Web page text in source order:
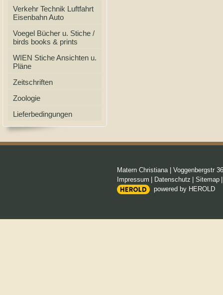
Verkehr Technik Luftfahrt
Eisenbahn Auto
Voegel Bücher u. Stiche /
birds books & prints
WIEN Stiche Ansichten u.
Pläne
Zeitschriften
Zoologie
Lieferbedingungen
Matern Christiana| Voggenbergstr 36
Impressum
Datenschutz Sitemap
powered by HEROLD